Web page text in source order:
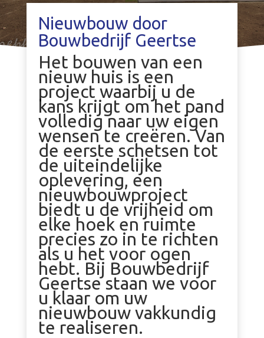
Nieuwbouw door
Bouwbedrijf Geertse
Het bouwen van een
nieuw huis is een
project waarbij u de
kans krijgt om het pand
volledig naar uw eigen
wensen te creëren. Van
de eerste schetsen tot
de uiteindelijke
oplevering, een
nieuwbouwproject
biedt u de vrijheid om
elke hoek en ruimte
precies zo in te richten
als u het voor ogen
hebt. Bij Bouwbedrijf
Geertse staan we voor
u klaar om uw
nieuwbouw vakkundig
te realiseren.